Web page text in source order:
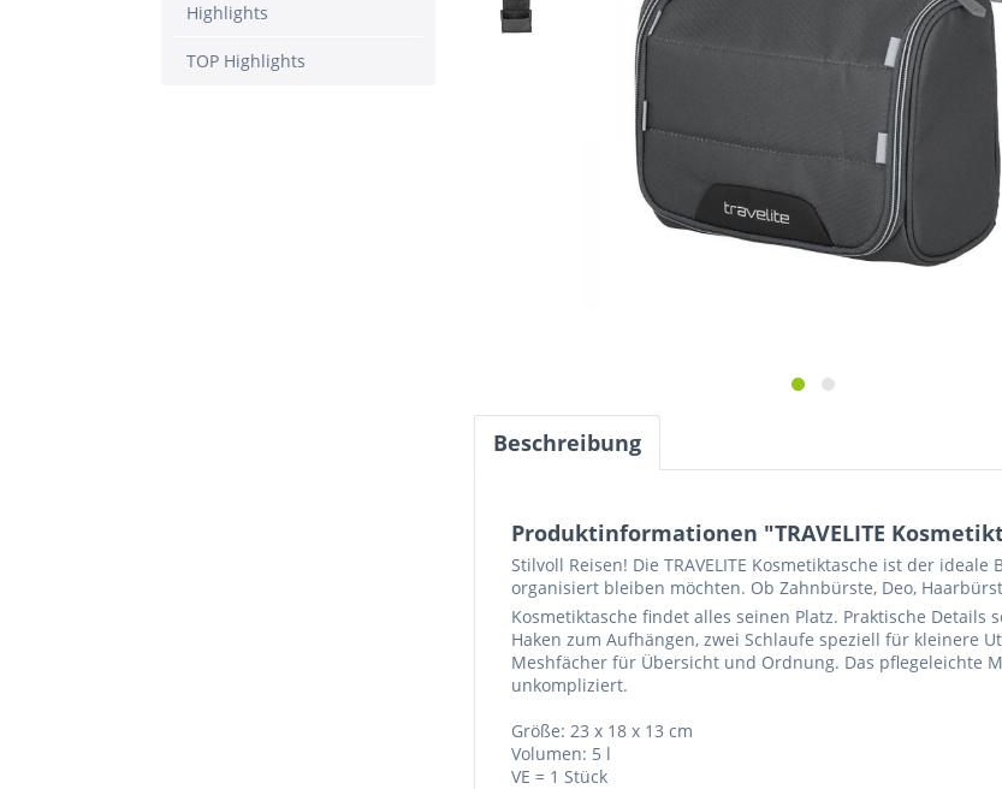
Highlights
TOP Highlights
Beschreibung
Produktinformationen "TRAVELITE
Stilvoll Reisen! Die TRAVELITE Kosmetiktasche ist der
organisiert bleiben möchten. Ob Zahnbürste, Deo,
Kosmetiktasche findet alles seinen Platz. Praktische
Haken zum Aufhängen, zwei Schlaufe speziell für kleinere
Meshfächer für Übersicht und Ordnung. Das pflegeleichte
unkompliziert.
Größe: 23 x 18 x 13 cm
Volumen: 5 l
VE = 1 Stück